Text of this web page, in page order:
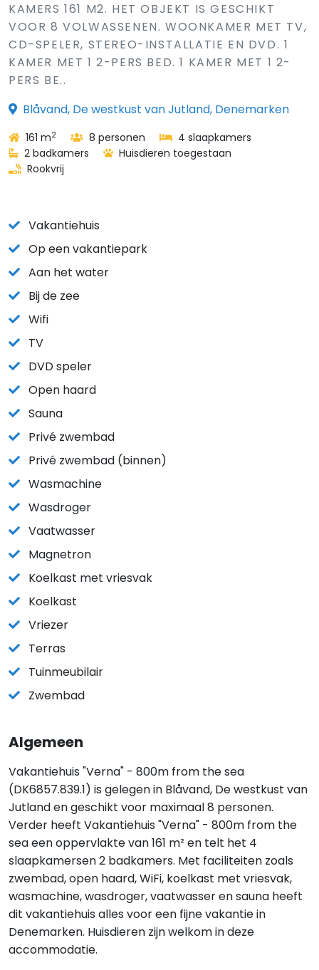
KAMERS 161 M2. HET OBJEKT IS GESCHIKT
VOOR 8 VOLWASSENEN. WOONKAMER MET TV,
CD-SPELER, STEREO-INSTALLATIE EN DVD. 1
KAMER MET 1 2-PERS BED. 1 KAMER MET 1 2-
PERS BE..
Blåvand, De westkust van Jutland, Denemarken
161 m2 8 personen
4 slaapkamers
2 badkamers
Huisdieren toegestaan
Rookvrij
Vakantiehuis
Op een vakantiepark
Aan het water
Bij de zee
Wifi
TV
DVD speler
Open haard
Sauna
Privé zwembad
Privé zwembad (binnen)
Wasmachine
Wasdroger
Vaatwasser
Magnetron
Koelkast met vriesvak
Koelkast
Vriezer
Terras
Tuinmeubilair
Zwembad
Algemeen
Vakantiehuis "Verna" - 800m from the sea
(DK6857.839.1) is gelegen in Blåvand, De westkust van
Jutland en geschikt voor maximaal 8 personen.
Verder heeft Vakantiehuis "Verna" - 800m from the
sea een oppervlakte van 161 m² en telt het 4
slaapkamersen 2 badkamers. Met faciliteiten zoals
zwembad, open haard, WiFi, koelkast met vriesvak,
wasmachine, wasdroger, vaatwasser en sauna heeft
dit vakantiehuis alles voor een fijne vakantie in
Denemarken. Huisdieren zijn welkom in deze
accommodatie.